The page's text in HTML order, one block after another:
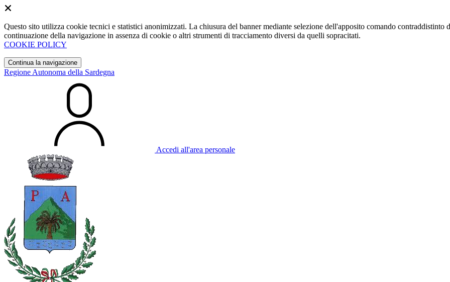
Questo sito utilizza cookie tecnici e statistici anonimizzati. La chiusura del banner mediante selezione dell'apposito comando
continuazione della navigazione in assenza di cookie o altri strumenti di tracciamento diversi da quelli sopracitati.
COOKIE POLICY
Continua la navigazione
Regione Autonoma della Sardegna
Accedi all'area personale